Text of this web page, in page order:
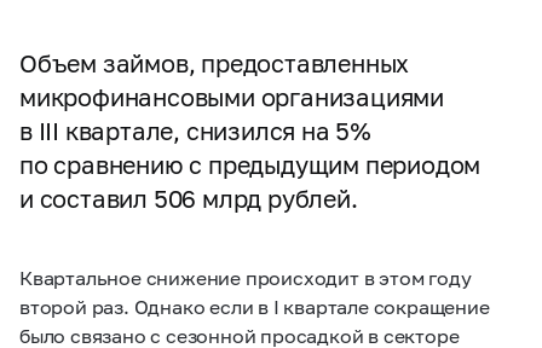
Объем займов, предоставленных
микрофинансовыми организациями
в III квартале, снизился на 5%
по сравнению с предыдущим периодом
и составил 506 млрд рублей.
Квартальное снижение происходит в этом году
второй раз. Однако если в I квартале сокращение
было связано с сезонной просадкой в секторе